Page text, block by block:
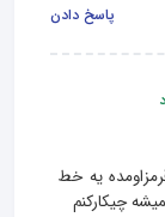
پاسخ دادن
قرمزاومده یه خط
چیکارکنم